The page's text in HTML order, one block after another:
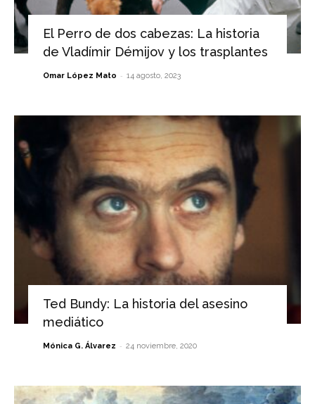
El Perro de dos cabezas: La historia
de Vladímir Démijov y los trasplantes
Omar López Mato - 14 agosto, 2023
Ted Bundy: La historia del asesino
mediático
Mónica G. Álvarez - 24 noviembre, 2020